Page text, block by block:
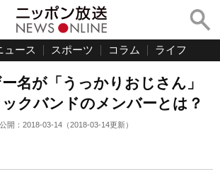
ュース スポーツ コラム ライフ
名が「うっかりおじさん」
クバンドのメンバーとは？
開： 2018-03-14 （2018-03-14更新）